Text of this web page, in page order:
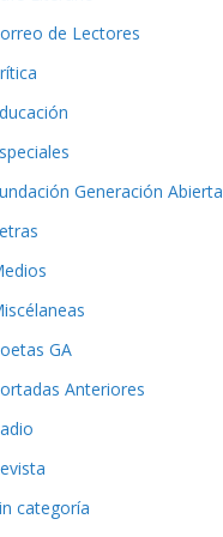
de Lectores
Generación Abierta
GA
Anteriores
categoría